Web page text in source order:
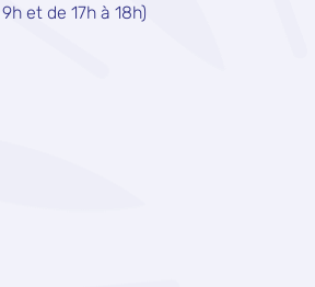
et de 17h à 18h)